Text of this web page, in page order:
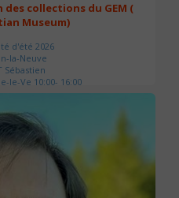
des collections du GEM (
Museum)
d'été 2026
la-Neuve
Sébastien
Je-Ve 10:00- 16:00
séances : 2